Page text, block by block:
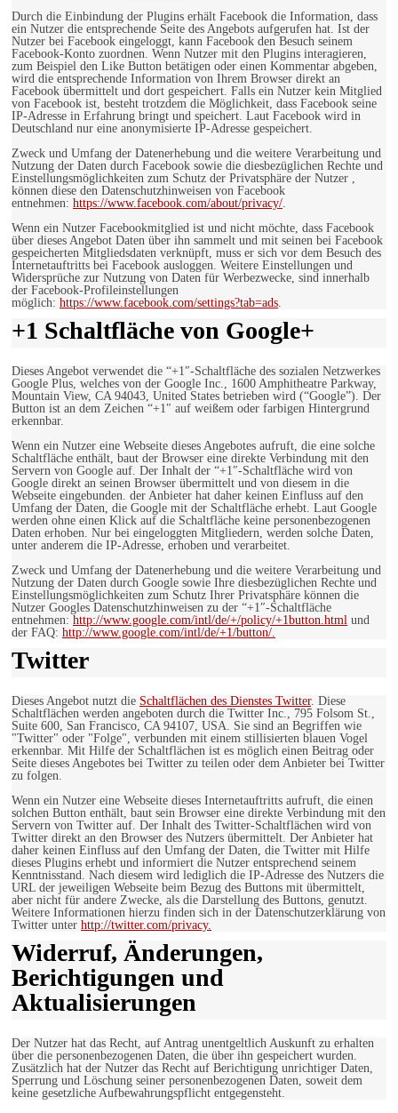
Durch die Einbindung der Plugins erhält Facebook die Information, dass
ein Nutzer die entsprechende Seite des Angebots aufgerufen hat. Ist der
Nutzer bei Facebook eingeloggt, kann Facebook den Besuch seinem
Facebook-Konto zuordnen. Wenn Nutzer mit den Plugins interagieren,
zum Beispiel den Like Button betätigen oder einen Kommentar abgeben,
wird die entsprechende Information von Ihrem Browser direkt an
Facebook übermittelt und dort gespeichert. Falls ein Nutzer kein Mitglied
von Facebook ist, besteht trotzdem die Möglichkeit, dass Facebook seine
IP-Adresse in Erfahrung bringt und speichert. Laut Facebook wird in
Deutschland nur eine anonymisierte IP-Adresse gespeichert.
Zweck und Umfang der Datenerhebung und die weitere Verarbeitung und
Nutzung der Daten durch Facebook sowie die diesbezüglichen Rechte und
Einstellungsmöglichkeiten zum Schutz der Privatsphäre der Nutzer ,
können diese den Datenschutzhinweisen von Facebook
entnehmen: https://www.facebook.com/about/privacy/.
Wenn ein Nutzer Facebookmitglied ist und nicht möchte, dass Facebook
über dieses Angebot Daten über ihn sammelt und mit seinen bei Facebook
gespeicherten Mitgliedsdaten verknüpft, muss er sich vor dem Besuch des
Internetauftritts bei Facebook ausloggen. Weitere Einstellungen und
Widersprüche zur Nutzung von Daten für Werbezwecke, sind innerhalb
der Facebook-Profileinstellungen
möglich: https://www.facebook.com/settings?tab=ads.
+1 Schaltfläche von Google+
Dieses Angebot verwendet die “+1″-Schaltfläche des sozialen Netzwerkes
Google Plus, welches von der Google Inc., 1600 Amphitheatre Parkway,
Mountain View, CA 94043, United States betrieben wird (“Google”). Der
Button ist an dem Zeichen “+1″ auf weißem oder farbigen Hintergrund
erkennbar.
Wenn ein Nutzer eine Webseite dieses Angebotes aufruft, die eine solche
Schaltfläche enthält, baut der Browser eine direkte Verbindung mit den
Servern von Google auf. Der Inhalt der “+1″-Schaltfläche wird von
Google direkt an seinen Browser übermittelt und von diesem in die
Webseite eingebunden. der Anbieter hat daher keinen Einfluss auf den
Umfang der Daten, die Google mit der Schaltfläche erhebt. Laut Google
werden ohne einen Klick auf die Schaltfläche keine personenbezogenen
Daten erhoben. Nur bei eingeloggten Mitgliedern, werden solche Daten,
unter anderem die IP-Adresse, erhoben und verarbeitet.
Zweck und Umfang der Datenerhebung und die weitere Verarbeitung und
Nutzung der Daten durch Google sowie Ihre diesbezüglichen Rechte und
Einstellungsmöglichkeiten zum Schutz Ihrer Privatsphäre können die
Nutzer Googles Datenschutzhinweisen zu der “+1″-Schaltfläche
entnehmen: http://www.google.com/intl/de/+/policy/+1button.html und
der FAQ: http://www.google.com/intl/de/+1/button/.
Twitter
Dieses Angebot nutzt die Schaltflächen des Dienstes Twitter. Diese
Schaltflächen werden angeboten durch die Twitter Inc., 795 Folsom St.,
Suite 600, San Francisco, CA 94107, USA. Sie sind an Begriffen wie
"Twitter" oder "Folge", verbunden mit einem stillisierten blauen Vogel
erkennbar. Mit Hilfe der Schaltflächen ist es möglich einen Beitrag oder
Seite dieses Angebotes bei Twitter zu teilen oder dem Anbieter bei Twitter
zu folgen.
Wenn ein Nutzer eine Webseite dieses Internetauftritts aufruft, die einen
solchen Button enthält, baut sein Browser eine direkte Verbindung mit den
Servern von Twitter auf. Der Inhalt des Twitter-Schaltflächen wird von
Twitter direkt an den Browser des Nutzers übermittelt. Der Anbieter hat
daher keinen Einfluss auf den Umfang der Daten, die Twitter mit Hilfe
dieses Plugins erhebt und informiert die Nutzer entsprechend seinem
Kenntnisstand. Nach diesem wird lediglich die IP-Adresse des Nutzers die
URL der jeweiligen Webseite beim Bezug des Buttons mit übermittelt,
aber nicht für andere Zwecke, als die Darstellung des Buttons, genutzt.
Weitere Informationen hierzu finden sich in der Datenschutzerklärung von
Twitter unter http://twitter.com/privacy.
Widerruf, Änderungen,
Berichtigungen und
Aktualisierungen
Der Nutzer hat das Recht, auf Antrag unentgeltlich Auskunft zu erhalten
über die personenbezogenen Daten, die über ihn gespeichert wurden.
Zusätzlich hat der Nutzer das Recht auf Berichtigung unrichtiger Daten,
Sperrung und Löschung seiner personenbezogenen Daten, soweit dem
keine gesetzliche Aufbewahrungspflicht entgegensteht.